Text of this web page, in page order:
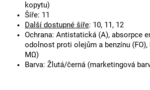
kopytu)
Šíře: 11
Další dostupné šíře: 10, 11, 12
Ochrana: Antistatická (A), absorpce
odolnost proti olejům a benzínu (FO),
MΩ)
Barva: Žlutá/černá (marketingová